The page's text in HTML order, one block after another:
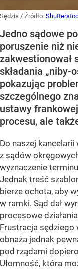
Sędzia / Źródło:
Jedno sądowe
poruszenie niż
zakwestionował
składania „niby-
pokazując
szczególnego
ustawy
procesu, ale
Do naszej
z sądów
wyznaczenie
Jednak treść
bierze ochota, aby
w ramki. Sąd dał
procesowe
Frustracja sędziego
obnaża jednak
pod rządami
Ułomność, która